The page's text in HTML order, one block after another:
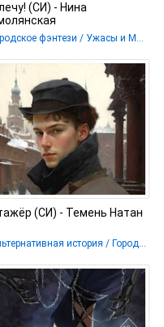
(СИ) - Нина
Городское фэнтези / Ужасы и Мистика
(СИ) - Темень Натан
Альтернативная история / Городское фэнтези